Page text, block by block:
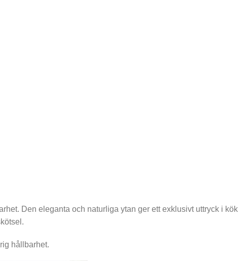
Den eleganta och naturliga ytan ger ett exklusivt uttryck i kök
hållbarhet.